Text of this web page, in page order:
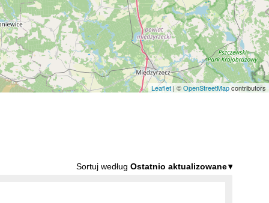
Leaflet | ©OpenStreetMapcontributors